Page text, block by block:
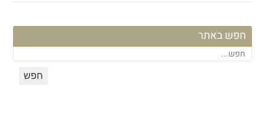
חפש באתר